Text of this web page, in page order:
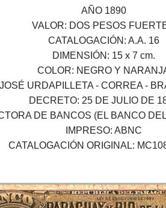
AÑO 1890
VALOR­: DOS PESOS
CATALOGACIÓN­: A.A. 16
DIMENSIÓN: 15 x 7 cm.
COLOR: NEGRO Y
URDAPILLETA - CORREA -
DECRETO: 25 DE JULIO DE
DE BANCOS (EL BANCO
IMPRESO: ABNC
CATALOGACIÓN ORIGINAL: